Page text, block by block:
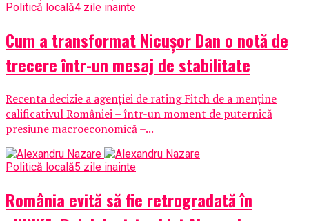
Politică locală4 zile inainte
Cum a transformat Nicușor Dan o notă de
trecere într-un mesaj de stabilitate
Recenta decizie a agenției de rating Fitch de a menține
calificativul României – într-un moment de puternică
presiune macroeconomică –...
Politică locală5 zile inainte
România evită să fie retrogradată în